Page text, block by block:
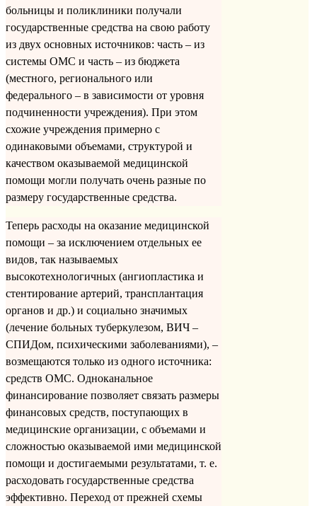
больницы и поликлиники получали
государственные средства на свою работу
из двух основных источников: часть – из
системы ОМС и часть – из бюджета
(местного, регионального или
федерального – в зависимости от уровня
подчиненности учреждения). При этом
схожие учреждения примерно с
одинаковыми объемами, структурой и
качеством оказываемой медицинской
помощи могли получать очень разные по
размеру государственные средства.
Теперь расходы на оказание медицинской
помощи – за исключением отдельных ее
видов, так называемых
высокотехнологичных (ангиопластика и
стентирование артерий, трансплантация
органов и др.) и социально значимых
(лечение больных туберкулезом, ВИЧ –
СПИДом, психическими заболеваниями), –
возмещаются только из одного источника:
средств ОМС. Одноканальное
финансирование позволяет связать размеры
финансовых средств, поступающих в
медицинские организации, с объемами и
сложностью оказываемой ими медицинской
помощи и достигаемыми результатами, т. е.
расходовать государственные средства
эффективно. Переход от прежней схемы